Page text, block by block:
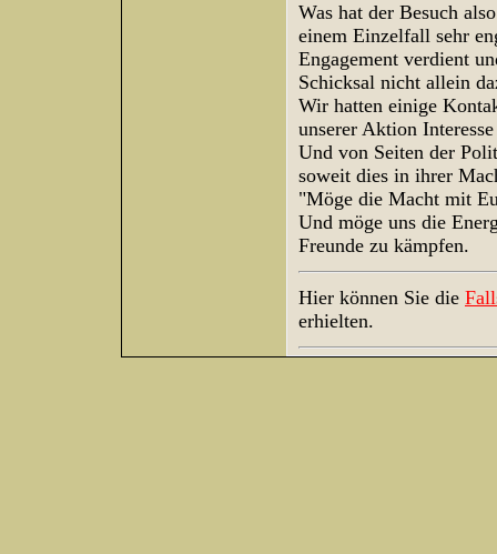
Was hat der Besuch
einem Einzelfall sehr
Engagement verdient
Schicksal nicht allein
Wir hatten einige
unserer Aktion
Und von Seiten der
soweit dies in ihrer
"Möge die Macht mit
Und möge uns die
Freunde zu kämpfen.
Hier können Sie die
erhielten.